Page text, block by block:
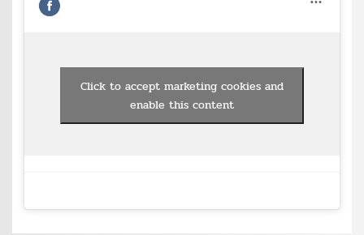
Click to accept marketing cookies and
enable this content